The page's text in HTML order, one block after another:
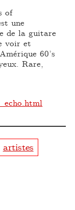
of
une
de la guitare
voir et
60’s
Rare,
artistes